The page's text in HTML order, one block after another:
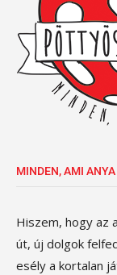
MINDEN, AMI ANYA
Hiszem, hogy az
út, új dolgok
esély a kortalan